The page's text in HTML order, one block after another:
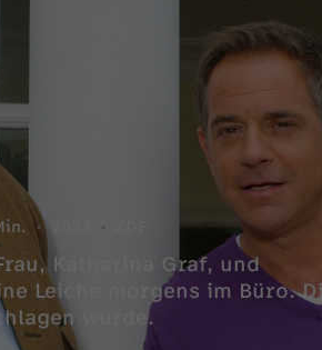
Katharina Graf, und
Leiche morgens im Büro.
wurde.